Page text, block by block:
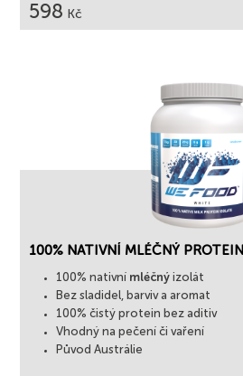
598 Kč
100% NATIVNÍ MLÉČNÝ PROTEIN
100% nativní mléčný izolát
Bez sladidel, barviv a aromat
100% čistý protein bez aditiv
Vhodný na pečení či vaření
Původ Austrálie